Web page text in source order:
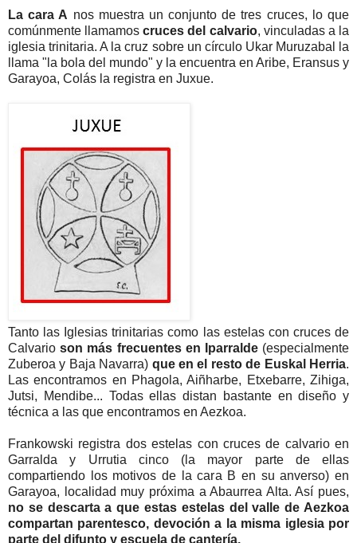
La cara A nos muestra un conjunto de tres cruces, lo que
comúnmente llamamoscruces del calvario, vinculadas a la
iglesia trinitaria. A la cruz sobre un círculo Ukar Muruzabal la
llama "la bola del mundo" y la encuentra en Aribe, Eransus y
Garayoa, Colás la registra en Juxue.
Tanto las Iglesias trinitarias como las estelas con cruces de
Calvarioson más frecuentes en Iparralde(especialmente
Zuberoa y Baja Navarra) que en el resto de Euskal Herria.
Las encontramos en Phagola, Aiñharbe, Etxebarre, Zihiga,
Jutsi, Mendibe... Todas ellas distan bastante en diseño y
técnica a las que encontramos en Aezkoa.
Frankowski registra dos estelas con cruces de calvario en
Garralda y Urrutia cinco (la mayor parte de ellas
compartiendo los motivos de la cara B en su anverso) en
Garayoa, localidad muy próxima a Abaurrea Alta. Así pues,
no se descarta a que estas estelas del valle de Aezkoa
compartan parentesco, devoción a la misma iglesia por
parte del difunto y escuela de cantería.